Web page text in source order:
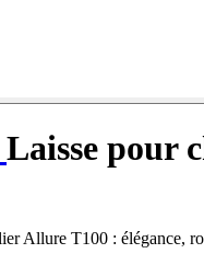
Laisse pour
Allure T100 : élégance,